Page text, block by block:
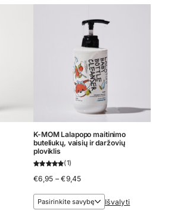
K-MOM Lalapopo maitinimo
buteliukų, vaisių ir daržovių
ploviklis
1
€6,95 – €9,45Price
€6,95
throughIšvalyti